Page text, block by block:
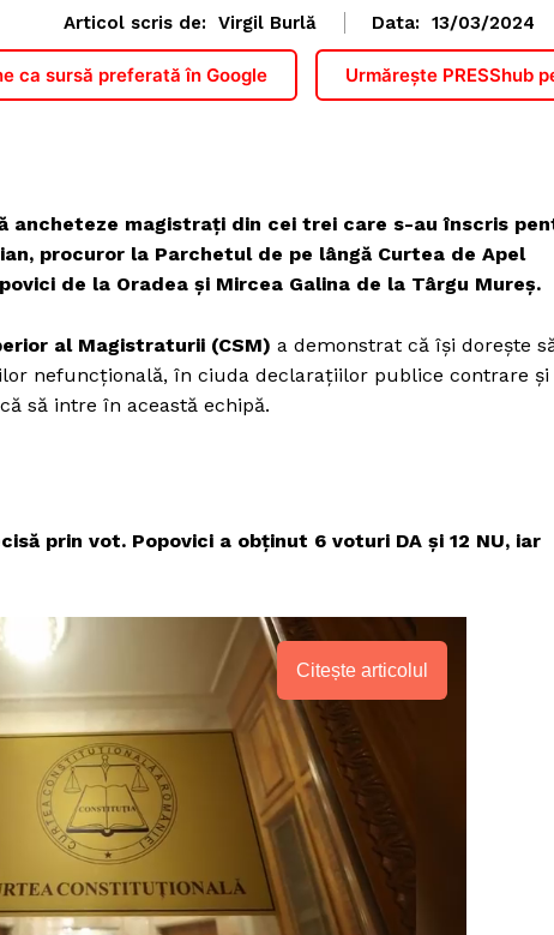
Articol scris de: Virgil Burlă Data: 13/03/2024
ca sursă preferată în Google Urmărește PRESShub
ancheteze magistrați din cei trei care s-au înscris
procuror la Parchetul de pe lângă Curtea de Apel
de la Oradea și Mircea Galina de la Târgu Mureș.
al Magistraturii (CSM) a demonstrat că își dorește
nefuncțională, în ciuda declarațiilor publice contrare și
să intre în această echipă.
prin vot. Popovici a obținut 6 voturi DA și 12 NU, iar
Citește articolul